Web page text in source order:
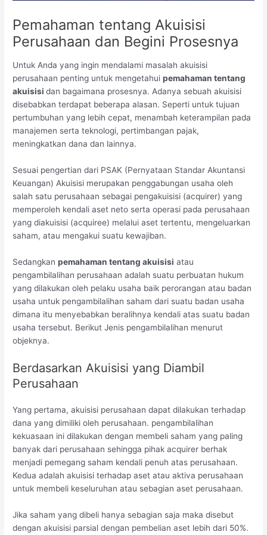
Pemahaman tentang Akuisisi
Perusahaan dan Begini Prosesnya
Untuk Anda yang ingin mendalami masalah akuisisi
perusahaan penting untuk mengetahuipemahaman tentang
akuisisidan bagaimana prosesnya. Adanya sebuah akuisisi
disebabkan terdapat beberapa alasan. Seperti untuk tujuan
pertumbuhan yang lebih cepat, menambah keterampilan pada
manajemen serta teknologi, pertimbangan pajak,
meningkatkan dana dan lainnya.
Sesuai pengertian dari PSAK (Pernyataan Standar Akuntansi
Keuangan) Akuisisi merupakan penggabungan usaha oleh
salah satu perusahaan sebagai pengakuisisi (acquirer) yang
memperoleh kendali aset neto serta operasi pada perusahaan
yang diakuisisi (acquiree) melalui aset tertentu, mengeluarkan
saham, atau mengakui suatu kewajiban.
Sedangkanpemahaman tentang akuisisi atau
pengambilalihan perusahaan adalah suatu perbuatan hukum
yang dilakukan oleh pelaku usaha baik perorangan atau badan
usaha untuk pengambilalihan saham dari suatu badan usaha
dimana itu menyebabkan beralihnya kendali atas suatu badan
usaha tersebut. Berikut Jenis pengambilalihan menurut
objeknya.
Berdasarkan Akuisisi yang Diambil
Perusahaan
Yang pertama, akuisisi perusahaan dapat dilakukan terhadap
dana yang dimiliki oleh perusahaan. pengambilalihan
kekuasaan ini dilakukan dengan membeli saham yang paling
banyak dari perusahaan sehingga pihak acquirer berhak
menjadi pemegang saham kendali penuh atas perusahaan.
Kedua adalah akuisisi terhadap aset atau aktiva perusahaan
untuk membeli keseluruhan atau sebagian aset perusahaan.
Jika saham yang dibeli hanya sebagian saja maka disebut
dengan akuisisi parsial dengan pembelian aset lebih dari 50%.